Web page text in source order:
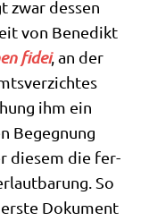
zwar des­sen
von Bene­dikt
fidei, an der
ihm ein
Begeg­nung
die­sem die fer­
So
Doku­ment